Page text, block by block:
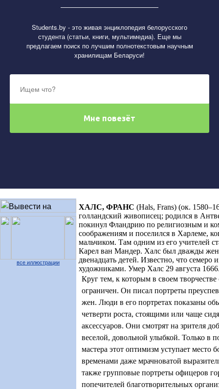
Students.by - это живая энциклопедия белорусского
студента (статьи, книги, мультимедиа). Еще мы
предлагаем поиск по лучшим полнотекстовым научным
хранилищам Беларуси!
все иллюстрации
ХАЛС, ФРАНС (Hals, Frans) (ок.
голландский живописец; родился в
покинул Фландрию по религиозным и
соображениям и поселился в Харлеме,
мальчиком. Там одним из его учителей
Карел ван Мандер. Халс был дважды
двенадцать детей. Известно, что семеро
художниками. Умер Халс 29 августа
Круг тем, к которым в своем
ограничен. Он писал портреты
жен. Люди в его портретах показаны
четверти роста, стоящими или чаще
аксессуаров. Они смотрят на зрителя
веселой, довольной улыбкой. Только в
мастера этот оптимизм уступает место
временами даже мрачноватой
также групповые портреты офицеров
попечителей благотворительных